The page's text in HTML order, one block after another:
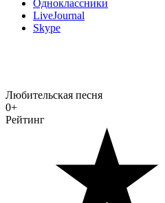
Одноклассники
LiveJournal
Skype
Любительская песня
0+
Рейтинг